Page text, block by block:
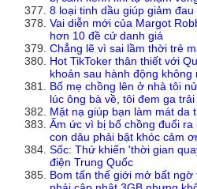
8 loại tinh dầu giúp giảm
Vai diễn mới của Margot
hơn 10 đề cử danh giá
Chẳng lẽ vì sai lầm thời trẻ
Hot TikToker thân thiết với
khoản sau hành động không
Bố mẹ chồng lên ở nhà tôi
lúc ông bà về, tôi đem ga
Mặt nạ giúp bạn làm mát da
Ấm ức vì bị bố chồng đuổi
con dâu phải bật khóc cảm
Sốc: Thứ khiến 'thời gian
điện Trung Quốc
Bom tấn thế giới mở bất